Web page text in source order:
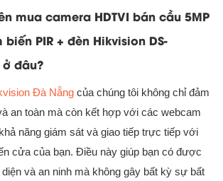
mua camera HDTVI bán cầu 5MP
PIR + đèn Hikvision DS-
ở đâu?
Đà Nẵng của chúng tôi không chỉ đảm
an toàn mà còn kết hợp với các webcam
năng giám sát và giao tiếp trực tiếp với
cửa của bạn. Điều này giúp bạn có được
và an ninh mà không gây bất kỳ sự bất